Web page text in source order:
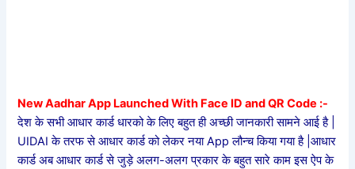
New Aadhar App Launched With Face ID and QR Code :-
देश के सभी आधार कार्ड धारको के लिए बहुत ही अच्छी जानकारी सामने आई है |
UIDAI के तरफ से आधार कार्ड को लेकर नया App लौन्च किया गया है |आधार
कार्ड अब आधार कार्ड से जुड़े अलग-अलग प्रकार के बहुत सारे काम इस ऐप के